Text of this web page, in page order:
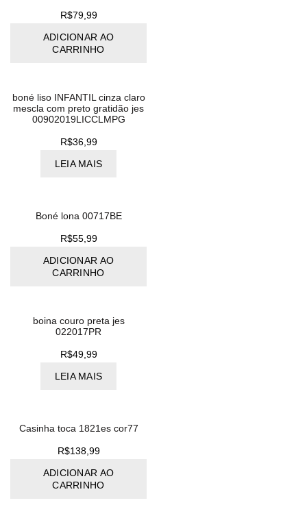
R$79,99
ADICIONAR AO
CARRINHO
boné liso INFANTIL cinza claro
mescla com preto gratidão jes
00902019LICCLMPG
R$36,99
LEIA MAIS
Boné lona 00717BE
R$55,99
ADICIONAR AO
CARRINHO
boina couro preta jes
022017PR
R$49,99
LEIA MAIS
Casinha toca 1821es cor77
R$138,99
ADICIONAR AO
CARRINHO